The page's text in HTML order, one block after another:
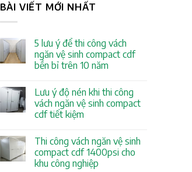
BÀI VIẾT MỚI NHẤT
5 lưu ý để thi công vách
ngăn vệ sinh compact cdf
bền bỉ trên 10 năm
Lưu ý độ nén khi thi công
vách ngăn vệ sinh compact
cdf tiết kiệm
Thi công vách ngăn vệ sinh
compact cdf 1400psi cho
khu công nghiệp